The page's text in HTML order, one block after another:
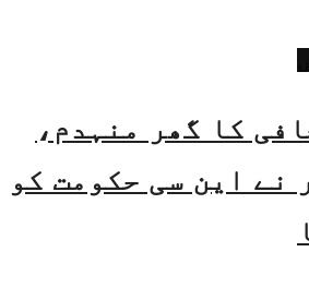
کا گھر منہدم،
نے این سی حکومت کو